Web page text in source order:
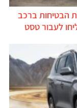
הבטיחות ברכב
לעבור טסט